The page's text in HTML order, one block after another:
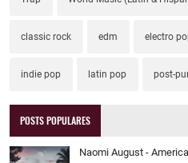
classic rock edm electro
indie pop latin pop post-
POSTS POPULARES
Naomi August -